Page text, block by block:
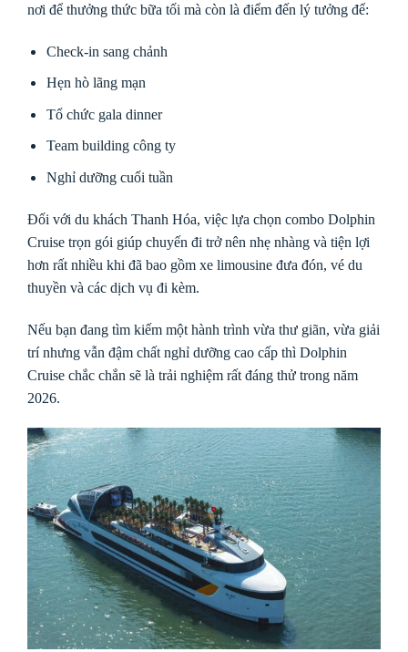
nơi để thưởng thức bữa tối mà còn là điểm đến lý tưởng để:
Check-in sang chảnh
Hẹn hò lãng mạn
Tổ chức gala dinner
Team building công ty
Nghỉ dưỡng cuối tuần
Đối với du khách Thanh Hóa, việc lựa chọn combo Dolphin
Cruise trọn gói giúp chuyến đi trở nên nhẹ nhàng và tiện lợi
hơn rất nhiều khi đã bao gồm xe limousine đưa đón, vé du
thuyền và các dịch vụ đi kèm.
Nếu bạn đang tìm kiếm một hành trình vừa thư giãn, vừa giải
trí nhưng vẫn đậm chất nghỉ dưỡng cao cấp thì Dolphin
Cruise chắc chắn sẽ là trải nghiệm rất đáng thử trong năm
2026.